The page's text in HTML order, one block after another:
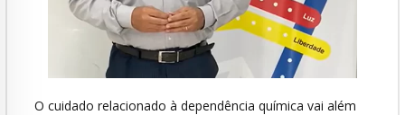
O cuidado relacionado à dependência química vai além